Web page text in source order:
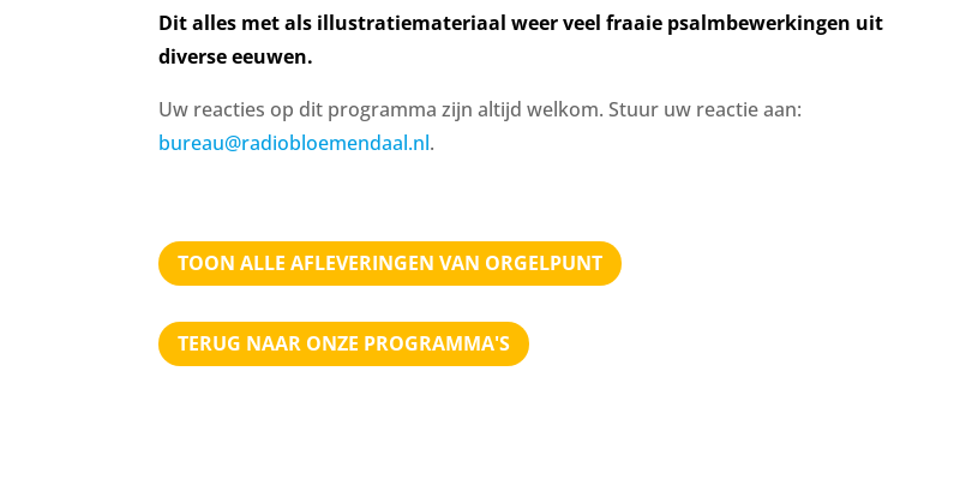
te
verlagen.
Dit alles met als illustratiemateriaal weer veel fraaie psalmbewerkingen uit
diverse eeuwen.
Uw reacties op dit programma zijn altijd welkom. Stuur uw reactie aan:
bureau@radiobloemendaal.nl.
TOON ALLE AFLEVERINGEN VAN ORGELPUNT
TERUG NAAR ONZE PROGRAMMA'S